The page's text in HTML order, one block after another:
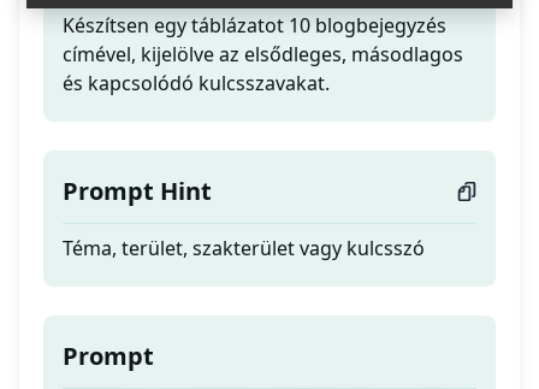
Készítsen egy táblázatot 10 blogbejegyzés
címével, kijelölve az elsődleges, másodlagos
és kapcsolódó kulcsszavakat.
Prompt Hint
Téma, terület, szakterület vagy kulcsszó
Prompt